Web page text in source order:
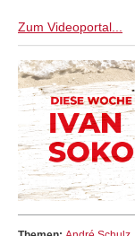
Zum Videoportal...